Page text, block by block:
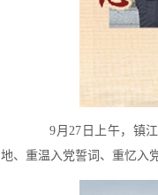
9月27日上午，镇江
地、重温入党誓词、重忆入